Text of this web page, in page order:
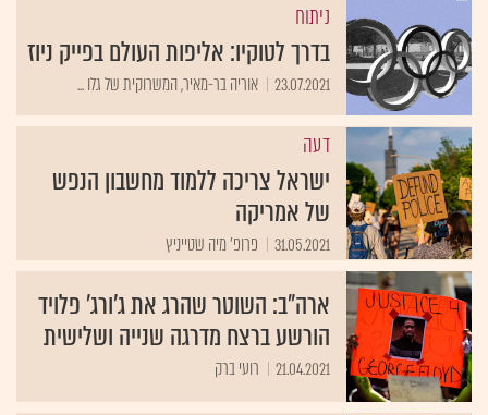
ניתוח
בדרך לטוקיו: אליפות העולם בפייק ניוז
23.07.2021 אוריה בר-מאיר, המשרוקית של גלו ...
דעה
ישראל צריכה ללמוד מחשבון הנפש
של אמריקה
31.05.2021 פרופ' מיה שטייניץ
ארה"ב: השוטר שהרג את ג'ורג' פלויד
הורשע ברצח מדרגה שנייה ושלישית
21.04.2021 רועי ברק